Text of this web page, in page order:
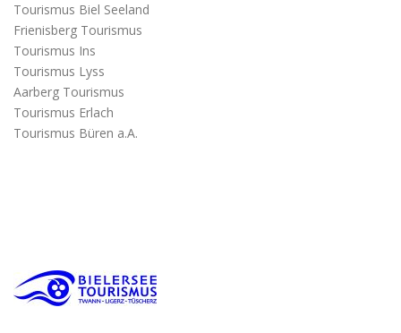
Tourismus Biel Seeland
Frienisberg Tourismus
Tourismus Ins
Tourismus Lyss
Aarberg Tourismus
Tourismus Erlach
Tourismus Büren a.A.